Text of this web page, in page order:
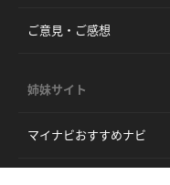
ご意見・ご感想
姉妹サイト
マイナビおすすめナビ